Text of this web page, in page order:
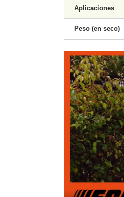
Aplicaciones
Peso (en seco)